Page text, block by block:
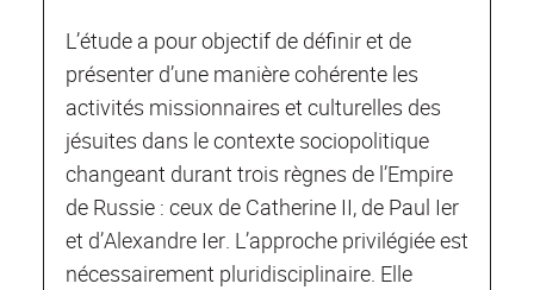
L’étude a pour objectif de définir et de
présenter d’une manière cohérente les
activités missionnaires et culturelles des
jésuites dans le contexte sociopolitique
changeant durant trois règnes de l’Empire
de Russie : ceux de Catherine II, de Paul Ier
et d’Alexandre Ier. L’approche privilégiée est
nécessairement pluridisciplinaire. Elle